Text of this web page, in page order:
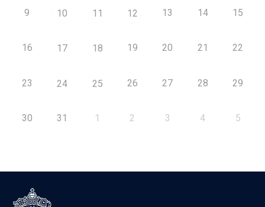
9 10 11 12 13 14 15
16 17 18 19 20 21 22
23 24 25 26 27 28 29
30 31 1 2 3 4 5